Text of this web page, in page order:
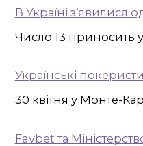
В Україні з‘явилися
Число 13 приносить
Українські
30 квітня у Монте-
Favbet та